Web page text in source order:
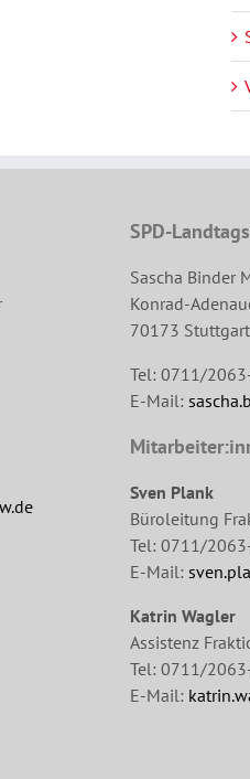
SPD-
Sascha Binder
Konrad-
70173 Stuttgart
Tel: 0711/
E-Mail:
Sven Plank
Büroleitung
Tel: 0711/
E-Mail:
Katrin Wagler
Assistenz
Tel: 0711/
E-Mail: